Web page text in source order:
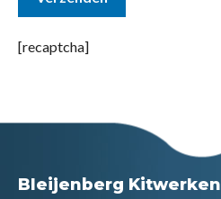
[recaptcha]
Bleijenberg Kitwerken